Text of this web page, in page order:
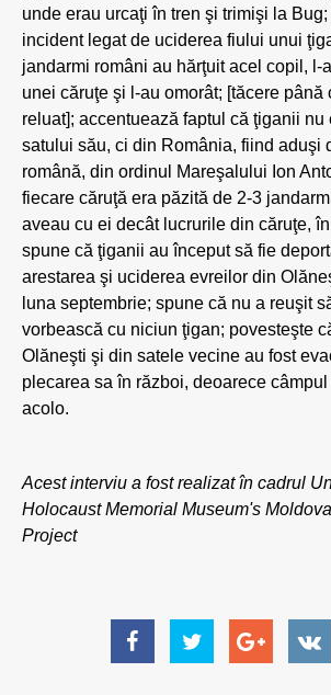
unde erau urcaţi în tren şi trimişi la
incident legat de uciderea fiului unui
jandarmi români au hărţuit acel copil, l-
unei căruţe şi l-au omorât; [tăcere până
reluat]; accentuează faptul că ţiganii nu
satului său, ci din România, fiind aduşi
română, din ordinul Mareşalului Ion
fiecare căruţă era păzită de 2-3
aveau cu ei decât lucrurile din căruţe,
spune că ţiganii au început să fie
arestarea şi uciderea evreilor din
luna septembrie; spune că nu a reuşit
vorbească cu niciun ţigan; povesteşte
Olăneşti şi din satele vecine au fost
plecarea sa în război, deoarece
acolo.
Acest interviu a fost realizat în cadrul
Holocaust Memorial Museum's
Project